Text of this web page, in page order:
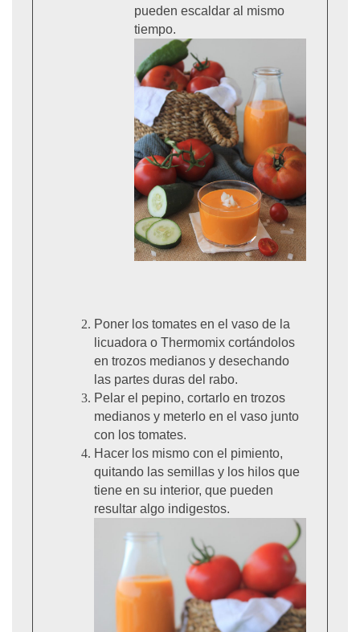
pueden escaldar al mismo
tiempo.
Poner los tomates en el vaso de la
licuadora o Thermomix cortándolos
en trozos medianos y desechando
las partes duras del rabo.
Pelar el pepino, cortarlo en trozos
medianos y meterlo en el vaso junto
con los tomates.
Hacer los mismo con el pimiento,
quitando las semillas y los hilos que
tiene en su interior, que pueden
resultar algo indigestos.